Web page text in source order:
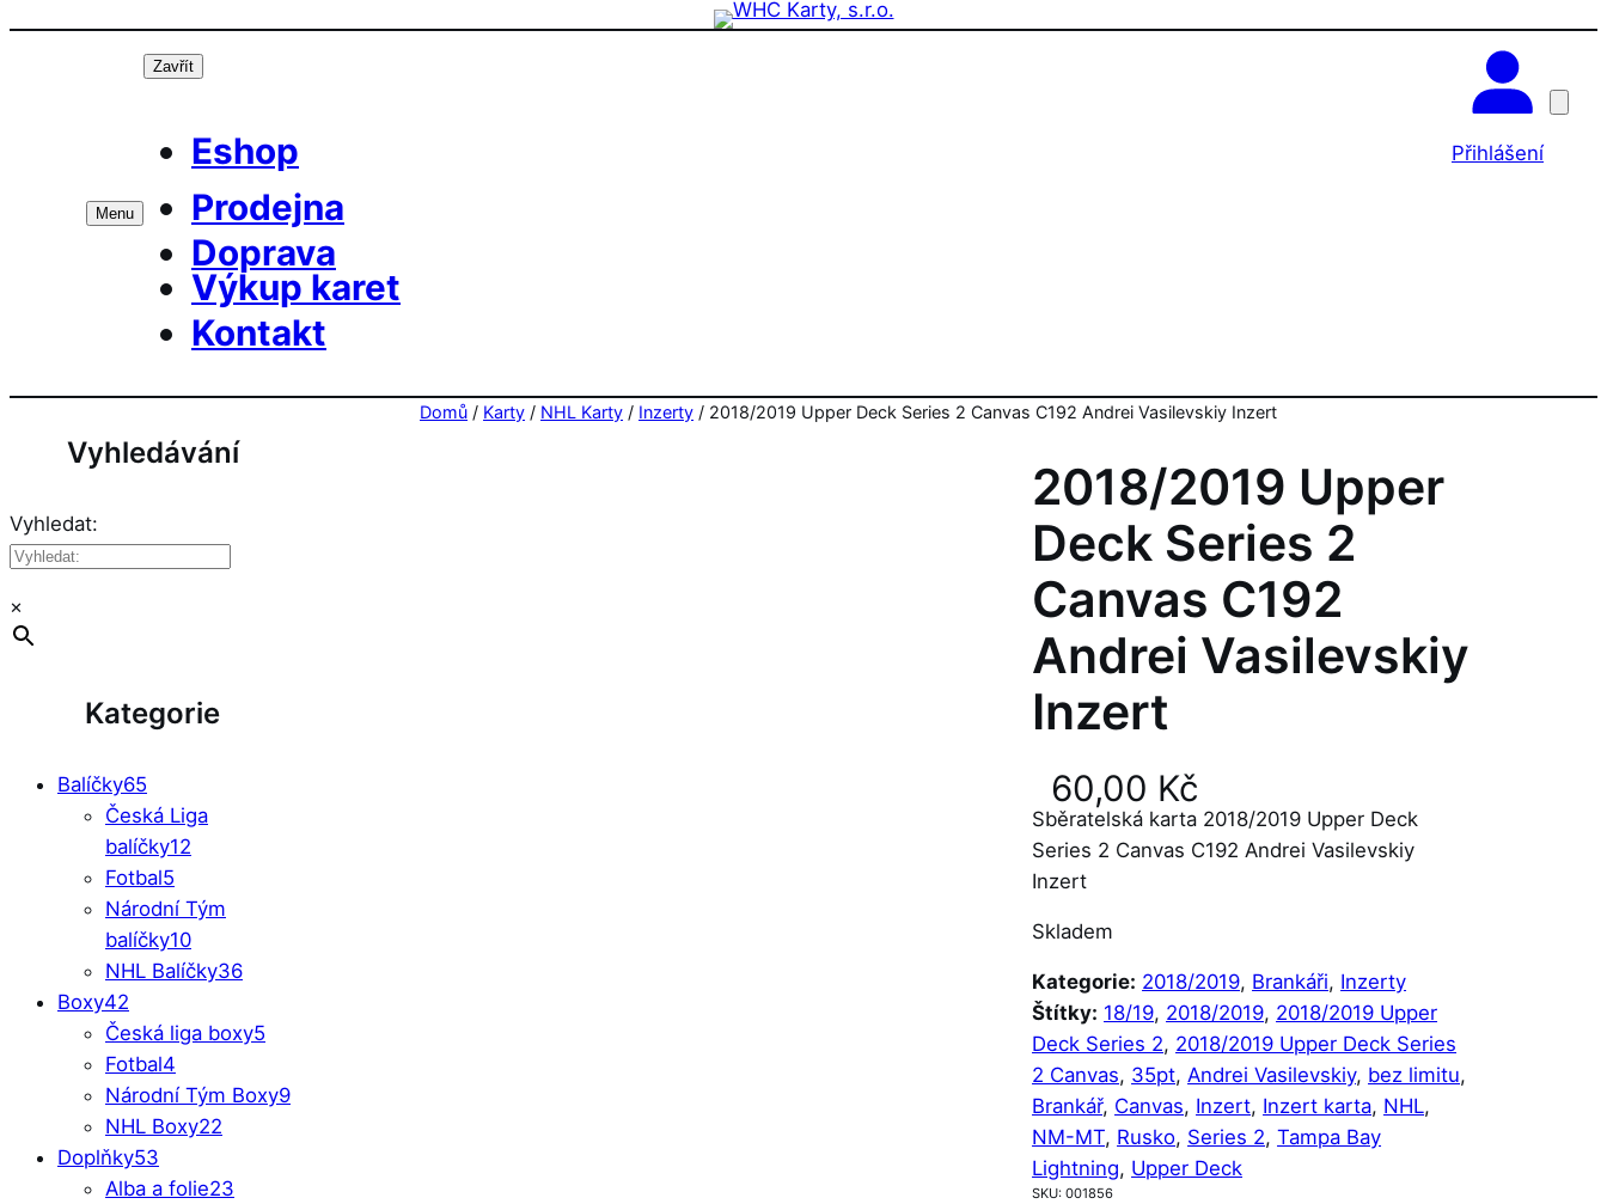
Přeskočit
Menu
Zavřít
Eshop
Prodejna
Doprava
Výkup karet
Kontakt
Přihlášení
Vyhledávání
Vyhledat:
×
Kategorie
Balíčky65
Česká Liga
balíčky12
Fotbal5
Národní Tým
balíčky10
NHL Balíčky36
Boxy42
Česká liga boxy5
Fotbal4
Národní Tým Boxy9
NHL Boxy22
Doplňky53
Alba a folie23
Domů / Karty / NHL Karty / Inzerty / 2018/2019 Upper Deck Series 2 Canvas C192 Andrei Vasilevskiy Inzert
2018/2019 Upper
Deck Series 2
Canvas C192
Andrei Vasilevskiy
Inzert
60,00 Kč
Sběratelská karta 2018/2019 Upper Deck
Series 2 Canvas C192 Andrei Vasilevskiy
Inzert
Skladem
Kategorie: 2018/2019, Brankáři, Inzerty
Štítky: 18/19, 2018/2019, 2018/2019 Upper
Deck Series 2, 2018/2019 Upper Deck Series
2 Canvas, 35pt, Andrei Vasilevskiy, bez limitu
Brankář, Canvas, Inzert, Inzert karta, NHL
NM-MT, Rusko, Series 2, Tampa Bay
Lightning, Upper Deck
SKU: 001856